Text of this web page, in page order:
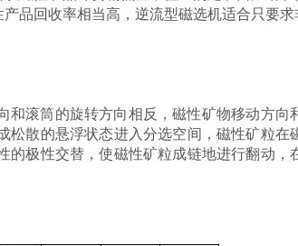
品回收率相当高，逆流型磁选机适合只要求
滚筒的旋转方向相反，磁性矿物移动方向
散的悬浮状态进入分选空间，磁性矿粒在
极性交替，使磁性矿粒成链地进行翻动，